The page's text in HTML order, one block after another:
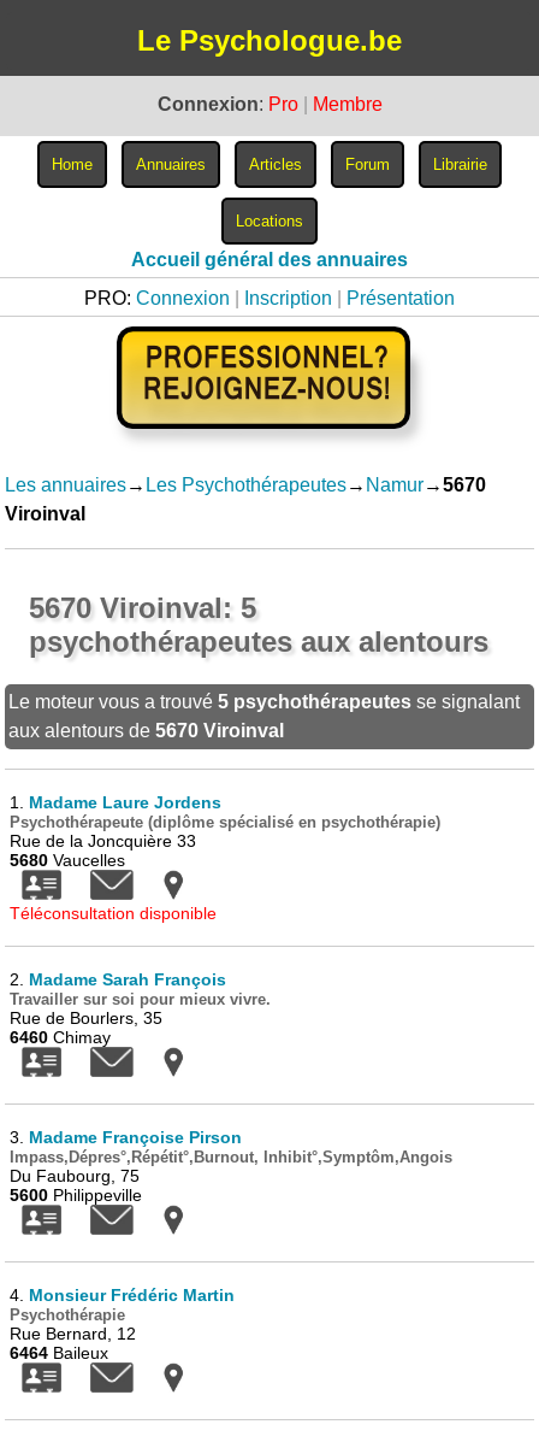
Le Psychologue.be
Connexion: Pro Membre
Accueil général des annuaires
PRO: Connexion Inscription Présentation
Les annuaires→ Les Psychothérapeutes→ Namur→5670
Viroinval
5670 Viroinval: 5
psychothérapeutes aux alentours
Le moteur vous a trouvé5 psychothérapeutes se signalant
aux alentours de5670 Viroinval
1. Madame Laure Jordens
Psychothérapeute (diplôme spécialisé en psychothérapie)
Rue de la Joncquière 33
5680 Vaucelles
Téléconsultation disponible
2. Madame Sarah François
Travailler sur soi pour mieux vivre.
Rue de Bourlers, 35
6460 Chimay
3. Madame Françoise Pirson
Impass,Dépres°,Répétit°,Burnout, Inhibit°,Symptôm,Angois
Du Faubourg, 75
5600 Philippeville
4. Monsieur Frédéric Martin
Psychothérapie
Rue Bernard, 12
6464 Baileux